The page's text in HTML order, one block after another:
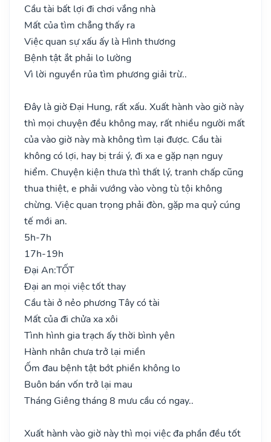
Cầu tài bất lợi đi chơi vắng nhà
Mất của tìm chẳng thấy ra
Việc quan sự xấu ấy là Hình thương
Bệnh tật ắt phải lo lường
Vì lời nguyền rủa tìm phương giải trừ..
Đây là giờ Đại Hung, rất xấu. Xuất hành vào giờ này
thì mọi chuyện đều không may, rất nhiều người mất
của vào giờ này mà không tìm lại được. Cầu tài
không có lợi, hay bị trái ý, đi xa e gặp nạn nguy
hiểm. Chuyện kiện thưa thì thất lý, tranh chấp cũng
thua thiệt, e phải vướng vào vòng tù tội không
chừng. Việc quan trọng phải đòn, gặp ma quỷ cúng
tế mới an.
5h-7h
17h-19h
Đại An:TỐT
Đại an mọi việc tốt thay
Cầu tài ở nẻo phương Tây có tài
Mất của đi chửa xa xôi
Tình hình gia trạch ấy thời bình yên
Hành nhân chưa trở lại miền
Ốm đau bệnh tật bớt phiền không lo
Buôn bán vốn trở lại mau
Tháng Giêng tháng 8 mưu cầu có ngay..
Xuất hành vào giờ này thì mọi việc đa phần đều tốt